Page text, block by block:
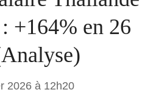
+164% en 26
2026 à 12h20